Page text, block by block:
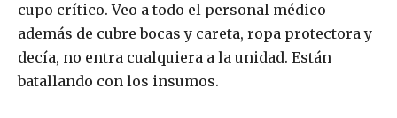
cupo crítico. Veo a todo el personal médico
además de cubre bocas y careta, ropa protectora y
decía, no entra cualquiera a la unidad. Están
batallando con los insumos.